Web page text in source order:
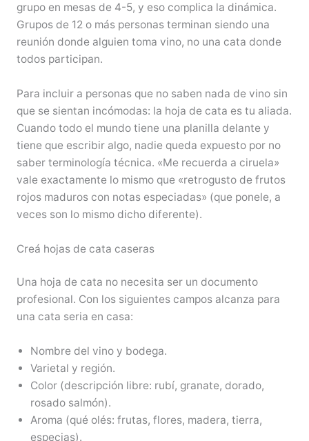
grupo en mesas de 4-5, y eso complica la dinámica.
Grupos de 12 o más personas terminan siendo una
reunión donde alguien toma vino, no una cata donde
todos participan.
Para incluir a personas que no saben nada de vino sin
que se sientan incómodas: la hoja de cata es tu aliada.
Cuando todo el mundo tiene una planilla delante y
tiene que escribir algo, nadie queda expuesto por no
saber terminología técnica. «Me recuerda a ciruela»
vale exactamente lo mismo que «retrogusto de frutos
rojos maduros con notas especiadas» (que ponele, a
veces son lo mismo dicho diferente).
Creá hojas de cata caseras
Una hoja de cata no necesita ser un documento
profesional. Con los siguientes campos alcanza para
una cata seria en casa:
Nombre del vino y bodega.
Varietal y región.
Color (descripción libre: rubí, granate, dorado,
rosado salmón).
Aroma (qué olés: frutas, flores, madera, tierra,
especias).